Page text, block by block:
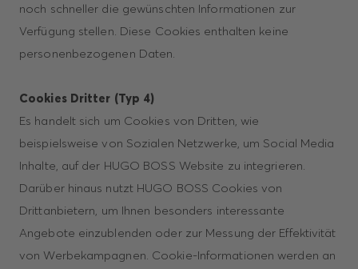
noch schneller die gewünschten Informationen zur
Verfügung stellen. Diese Cookies enthalten keine
personenbezogenen Daten.
Cookies Dritter (Typ 4)
Es handelt sich um Cookies von Dritten, wie
beispielsweise von Sozialen Netzwerke, um Social Media
Inhalte, auf der HUGO BOSS Website zu integrieren.
Darüber hinaus nutzt HUGO BOSS Cookies von
Drittanbietern, um Ihnen besonders interessante
Angebote einzublenden oder zur Messung der Effektivität
von Werbekampagnen. Cookie-Informationen werden an